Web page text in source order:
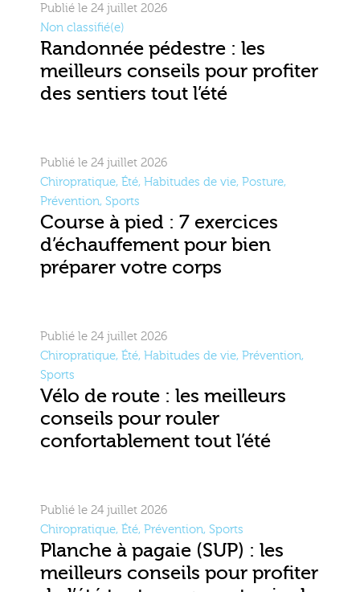
Publié le 24 juillet 2026
Non classifié(e)
Randonnée pédestre : les
meilleurs conseils pour profiter
des sentiers tout l’été
Publié le 24 juillet 2026
Chiropratique, Été, Habitudes de vie, Posture,
Prévention, Sports
Course à pied : 7 exercices
d’échauffement pour bien
préparer votre corps
Publié le 24 juillet 2026
Chiropratique, Été, Habitudes de vie, Prévention,
Sports
Vélo de route : les meilleurs
conseils pour rouler
confortablement tout l’été
Publié le 24 juillet 2026
Chiropratique, Été, Prévention, Sports
Planche à pagaie (SUP) : les
meilleurs conseils pour profiter